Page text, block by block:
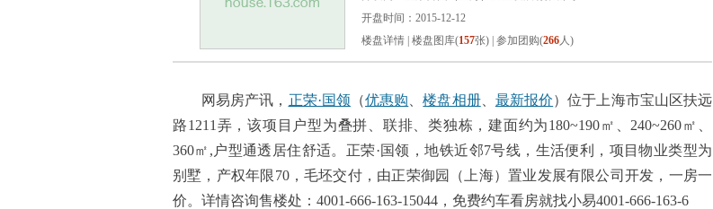
开盘时间：2015-12-12
楼盘详情 楼盘图库(157张) 参加团购(266人)
网易房产讯， 正荣·国领 （优惠购 、楼盘相册、 最新报价）位于上海市宝山区扶远
路1211弄，该项目户型为叠拼、联排、类独栋，建面约为180~190㎡、240~260㎡、
360㎡,户型通透居住舒适。正荣·国领，地铁近邻7号线，生活便利，项目物业类型为
别墅，产权年限70，毛坯交付，由正荣御园（上海）置业发展有限公司开发，一房一
价。详情咨询售楼处：4001-666-163-15044，免费约车看房就找小易4001-666-163-6